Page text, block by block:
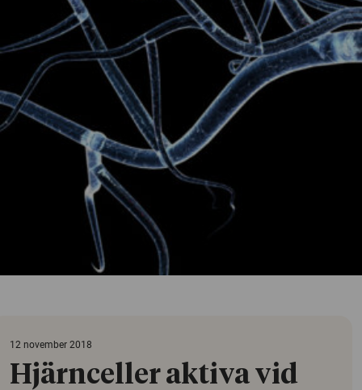
12 november 2018
Hjärnceller aktiva vid